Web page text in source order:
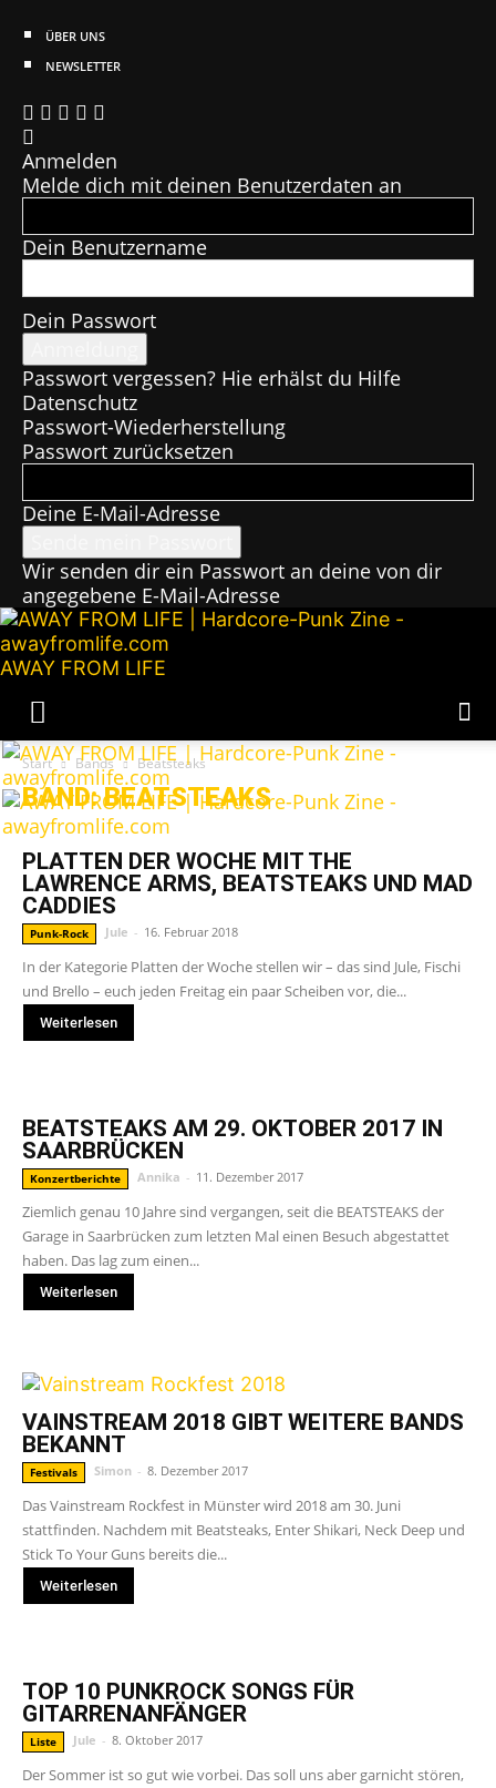
ÜBER UNS
NEWSLETTER
Anmelden
Melde dich mit deinen Benutzerdaten an
Dein Benutzername
Dein Passwort
Passwort vergessen? Hie erhälst du Hilfe
Datenschutz
Passwort-Wiederherstellung
Passwort zurücksetzen
Deine E-Mail-Adresse
Wir senden dir ein Passwort an deine von dir
angegebene E-Mail-Adresse
AWAY FROM LIFE
Start Bands Beatsteaks
BAND: BEATSTEAKS
PLATTEN DER WOCHE MIT THE
LAWRENCE ARMS, BEATSTEAKS UND MAD
CADDIES
Punk-Rock Jule - 16. Februar 2018
In der Kategorie Platten der Woche stellen wir – das sind Jule, Fischi
und Brello – euch jeden Freitag ein paar Scheiben vor, die...
Weiterlesen
BEATSTEAKS AM 29. OKTOBER 2017 IN
SAARBRÜCKEN
Konzertberichte Annika - 11. Dezember 2017
Ziemlich genau 10 Jahre sind vergangen, seit die BEATSTEAKS der
Garage in Saarbrücken zum letzten Mal einen Besuch abgestattet
haben. Das lag zum einen...
Weiterlesen
VAINSTREAM 2018 GIBT WEITERE BANDS
BEKANNT
Festivals Simon - 8. Dezember 2017
Das Vainstream Rockfest in Münster wird 2018 am 30. Juni
stattfinden. Nachdem mit Beatsteaks, Enter Shikari, Neck Deep und
Stick To Your Guns bereits die...
Weiterlesen
TOP 10 PUNKROCK SONGS FÜR
GITARRENANFÄNGER
Liste Jule - 8. Oktober 2017
Der Sommer ist so gut wie vorbei. Das soll uns aber garnicht stören,